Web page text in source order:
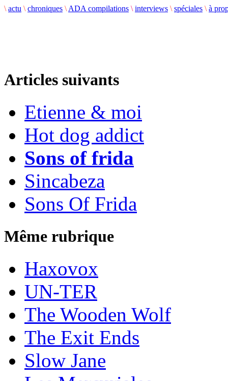
\ actu \ chroniques \ ADA compilations \ interviews \ spéciales \ à
Articles suivants
Etienne & moi
Hot dog addict
Sons of frida
Sincabeza
Sons Of Frida
Même rubrique
Haxovox
UN-TER
The Wooden Wolf
The Exit Ends
Slow Jane